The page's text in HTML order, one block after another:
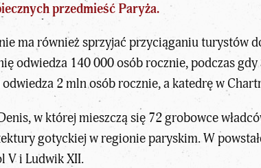
przedmieść Paryża.
ma również sprzyjać przyciąganiu turystów
odwiedza 140 000 osób rocznie, podczas
odwiedza 2 mln osób rocznie, a katedrę w
w której mieszczą się 72 grobowce
gotyckiej w regionie paryskim. W
V i Ludwik XII.